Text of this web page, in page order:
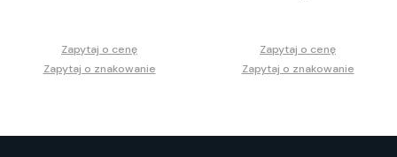
Zapytaj o cenę
Zapytaj o znakowanie
Zapytaj o cenę
Zapytaj o znakowanie